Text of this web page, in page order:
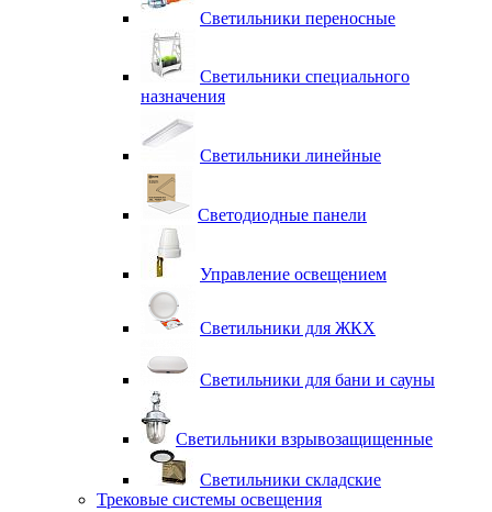
Светильники переносные
Светильники специального
назначения
Светильники линейные
Светодиодные панели
Управление освещением
Светильники для ЖКХ
Светильники для бани и сауны
Светильники взрывозащищенные
Светильники складские
Трековые системы освещения